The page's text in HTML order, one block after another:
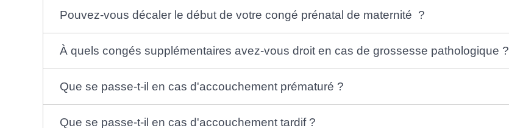
Pouvez-vous décaler le début de votre congé prénatal de maternité ?
À quels congés supplémentaires avez-vous droit en cas de grossesse pathologique ?
Que se passe-t-il en cas d'accouchement prématuré ?
Que se passe-t-il en cas d'accouchement tardif ?